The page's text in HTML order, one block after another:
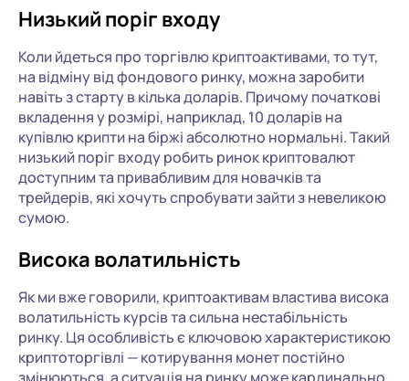
Низький поріг входу
Коли йдеться про торгівлю криптоактивами, то тут,
на відміну від фондового ринку, можна заробити
навіть з старту в кілька доларів. Причому початкові
вкладення у розмірі, наприклад, 10 доларів на
купівлю крипти на біржі абсолютно нормальні. Такий
низький поріг входу робить ринок криптовалют
доступним та привабливим для новачків та
трейдерів, які хочуть спробувати зайти з невеликою
сумою.
Висока волатильність
Як ми вже говорили, криптоактивам властива висока
волатильність курсів та сильна нестабільність
ринку. Ця особливість є ключовою характеристикою
криптоторгівлі — котирування монет постійно